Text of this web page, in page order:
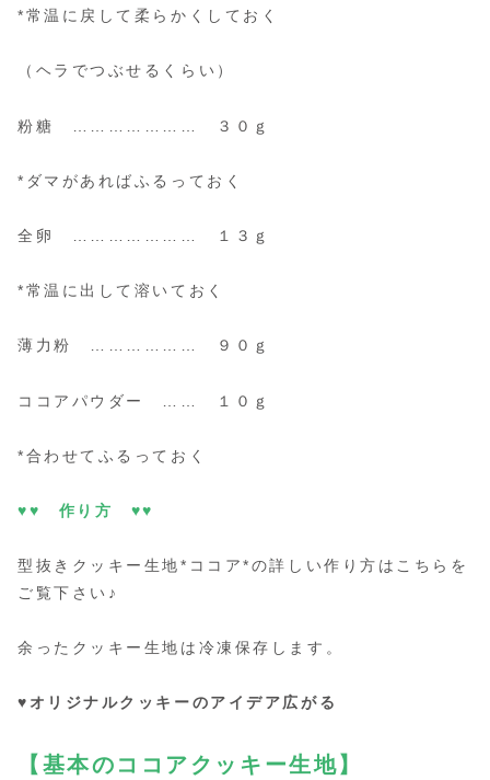
*常温に戻して柔らかくしておく
（ヘラでつぶせるくらい）
粉糖 ………………… ３０ｇ
*ダマがあればふるっておく
全卵 ………………… １３ｇ
*常温に出して溶いておく
薄力粉 ……………… ９０ｇ
ココアパウダー …… １０ｇ
*合わせてふるっておく
♥♥ 作り方 ♥♥
型抜きクッキー生地*ココア*の詳しい作り方はこちらを
ご覧下さい♪
余ったクッキー生地は冷凍保存します。
♥オリジナルクッキーのアイデア広がる
【基本のココアクッキー生地】